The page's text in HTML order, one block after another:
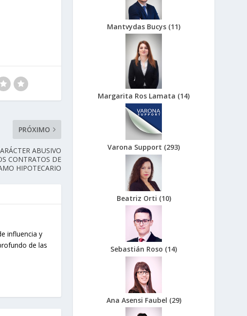
PRÓXIMO
ABUSIVO
CONTRATOS DE
HIPOTECARIO
influencia y
de las
Mantvydas Bucys (11)
Margarita Ros Lamata (14)
Varona Support (293)
Beatriz Orti (10)
Sebastián Roso (14)
Ana Asensi Faubel (29)